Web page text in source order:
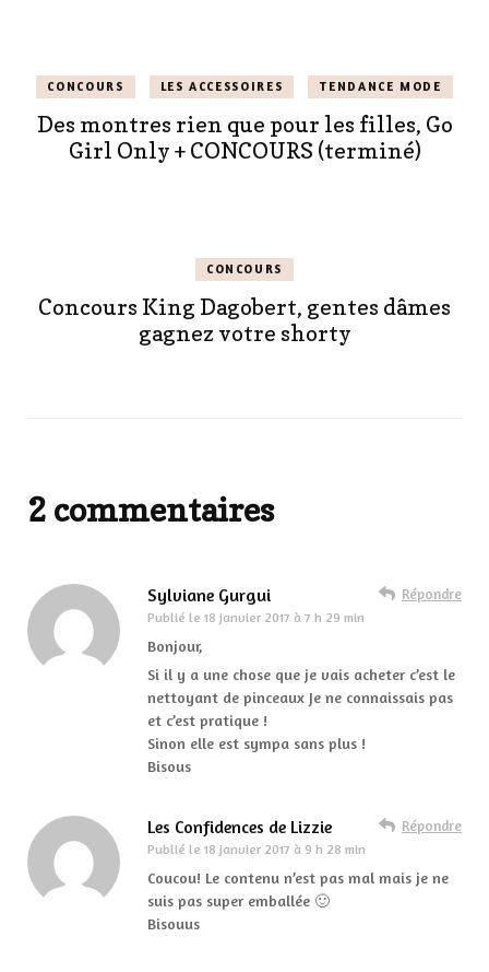
CONCOURS LES ACCESSOIRES TENDANCE MODE
Des montres rien que pour les filles, Go
Girl Only + CONCOURS (terminé)
CONCOURS
Concours King Dagobert, gentes dâmes
gagnez votre shorty
2 commentaires
Sylviane Gurgui
Publié le 18 janvier 2017 à 7 h 29 min
Répondre
Bonjour,
Si il y a une chose que je vais acheter c’est le
nettoyant de pinceaux Je ne connaissais pas
et c’est pratique !
Sinon elle est sympa sans plus !
Bisous
Les Confidences de Lizzie
Publié le 18 janvier 2017 à 9 h 28 min
Répondre
Coucou! Le contenu n’est pas mal mais je ne
suis pas super emballée 🙂
Bisouus